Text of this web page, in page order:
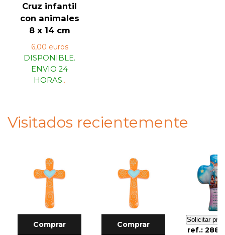
Cruz infantil
con animales
8 x 14 cm
6,00 euros
DISPONIBLE.
ENVIO 24
HORAS..
Visitados recientemente
Comprar Comprar
Solicitar
ref.: